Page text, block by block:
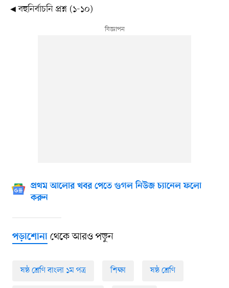
◀ বহুনির্বাচনি প্রশ্ন (১-১০)
প্রথম আলোর খবর পেতে গুগল নিউজ চ্যানেল ফলো
করুন
পড়াশোনাথেকে আরও পড়ুন
ষষ্ঠ শ্রেণি বাংলা ১ম পত্র শিক্ষা ষষ্ঠ শ্রেণি